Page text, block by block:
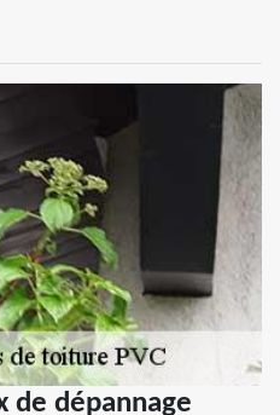
de dépannage